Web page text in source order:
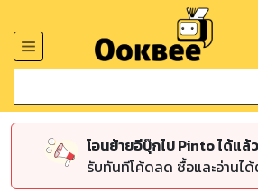
โอนย้ายอีบุ๊กไป Pinto ได้แล้
รับทันทีโค้ดลด ซื้อและอ่านไ